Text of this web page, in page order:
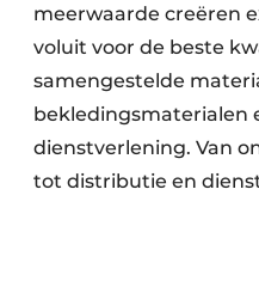
meerwaarde creëren
voluit voor de beste
samengestelde
bekledingsmaterialen
dienstverlening. Van
tot distributie en